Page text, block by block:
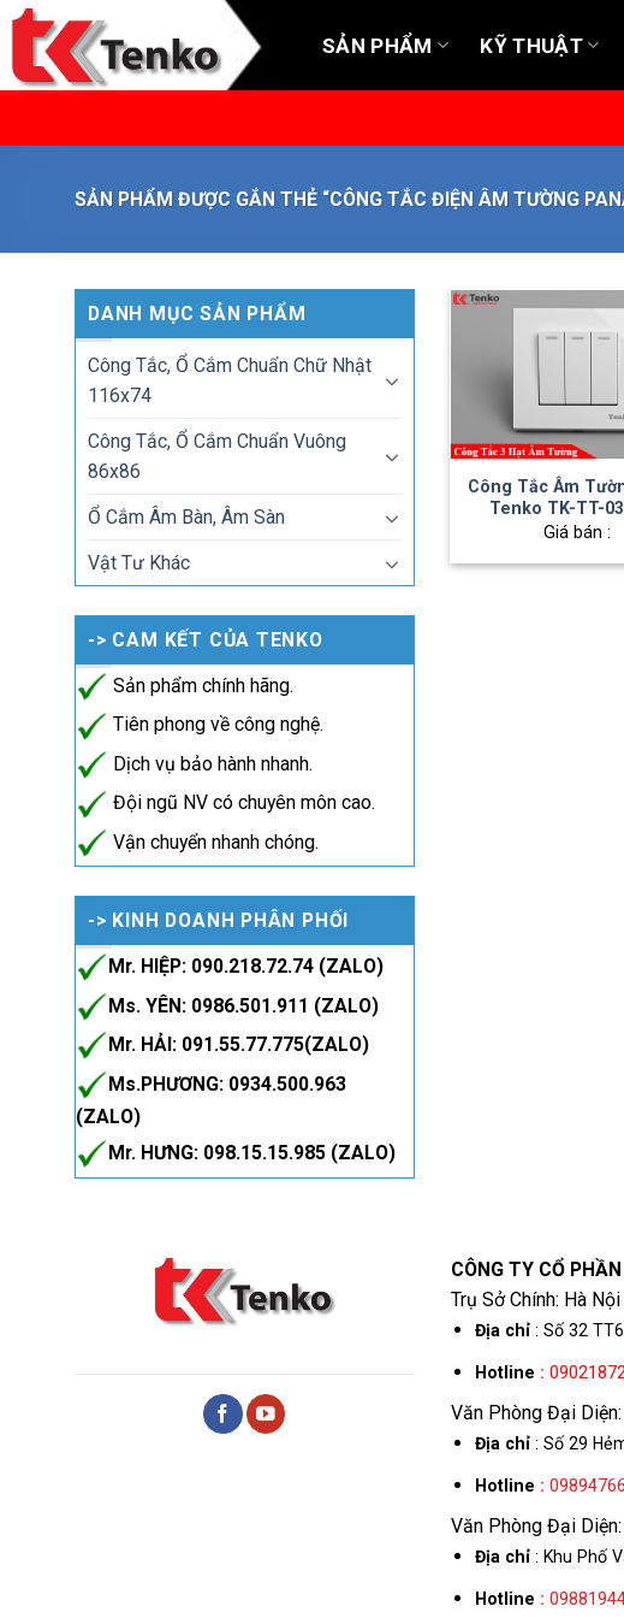
Skip
content
SẢN PHẨM KỸ THUẬT
SẢN PHẨM ĐƯỢC GẮN THẺ “CÔNG TẮC ĐIỆN ÂM TƯỜNG
DANH MỤC SẢN PHẨM
Công Tắc, Ổ Cắm Chuẩn Chữ Nhật
116x74
Công Tắc, Ổ Cắm Chuẩn Vuông
86x86
Ổ Cắm Âm Bàn, Âm Sàn
Vật Tư Khác
-> CAM KẾT CỦA TENKO
Sản phẩm chính hãng.
Tiên phong về công nghệ.
Dịch vụ bảo hành nhanh.
Đội ngũ NV có chuyên môn cao.
Vận chuyển nhanh chóng.
-> KINH DOANH PHÂN PHỐI
Mr. HIỆP: 090.218.72.74 (ZALO)
Ms. YÊN: 0986.501.911 (ZALO)
Mr. HẢI: 091.55.77.775(ZALO)
Ms.PHƯƠNG: 0934.500.963
(ZALO)
Mr. HƯNG: 098.15.15.985 (ZALO)
Công Tắc Âm
Tenko TK-TT-
Vuông
Giá bán :
CÔNG TY CỔ
Trụ Sở Chính: Hà Nội
Địa chỉ : Số 32
Hotline :
Văn Phòng Đại
Địa chỉ : Số 29
Hotline :
Văn Phòng Đại
Địa chỉ : Khu Phố
Hotline :